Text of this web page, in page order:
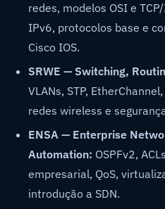
redes, modelos OSI e
IPv6, protocolos base e
Cisco IOS.
SRWE — Switching,
VLANs, STP,
redes wireless e
ENSA — Enterprise
Automation: OSPFv2,
empresarial, QoS,
introdução a SDN.